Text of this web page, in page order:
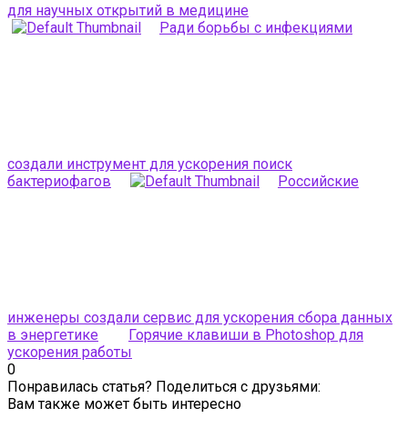
для научных открытий в медицине
Ради борьбы с инфекциями
создали инструмент для ускорения поиск
бактериофагов
Российские
инженеры создали сервис для ускорения сбора данных
в энергетике
Горячие клавиши в Photoshop для
ускорения работы
0
Понравилась статья? Поделиться с друзьями:
Вам также может быть интересно